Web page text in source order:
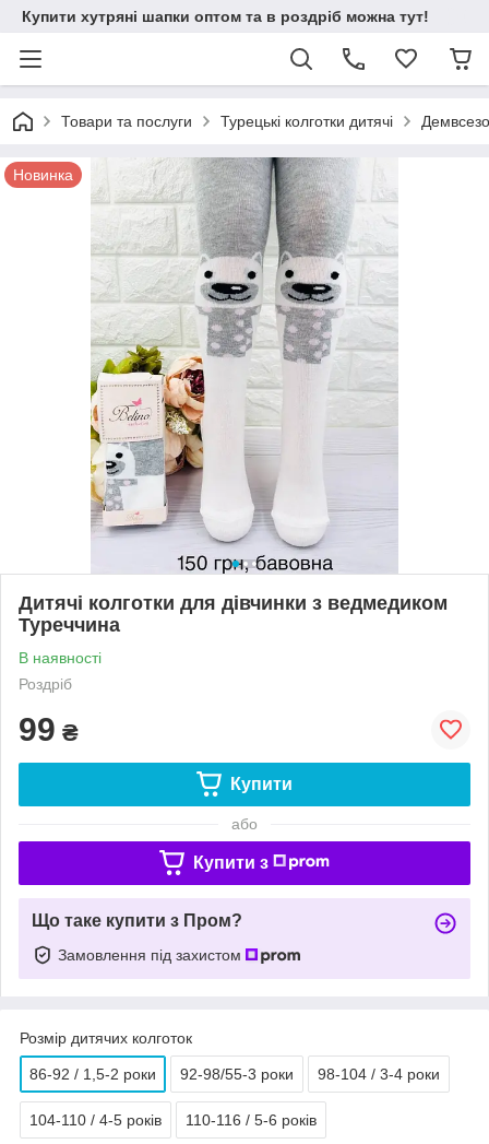
Купити хутряні шапки оптом та в роздріб можна тут!
Товари та послуги Турецькі колготки дитячі
Новинка
Дитячі колготки для дівчинки з ведмедиком
Туреччина
В наявності
Роздріб
99 ₴
Купити
або
Купити з
Що таке купити з Пром?
Замовлення під захистом
Розмір дитячих колготок
86-92 / 1,5-2 роки 92-98/55-3 роки 98-104 / 3-4 роки
104-110 / 4-5 років 110-116 / 5-6 років